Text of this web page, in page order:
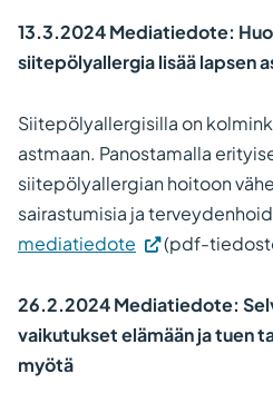
13.3.2024 Mediatiedote:
siitepölyallergia lisää lapsen
Siitepölyallergisilla on
astmaan. Panostamalla
siitepölyallergian hoitoon
sairastumisia ja
mediatiedote
(pdf-
26.2.2024 Mediatiedote:
vaikutukset elämään ja tuen
myötä